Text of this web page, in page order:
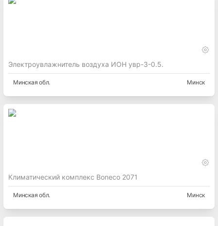
Электроувлажнитель воздуха ИОН увр-3-0.5.
Минская обл. Минск
Климатический комплекс Boneco 2071
Минская обл. Минск